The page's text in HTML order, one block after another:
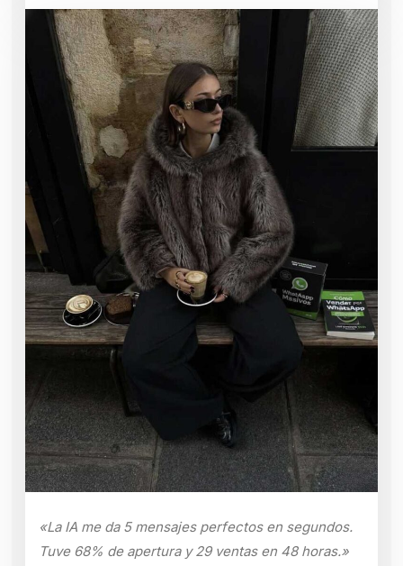
«La IA me da 5 mensajes perfectos en segundos.
Tuve 68% de apertura y 29 ventas en 48 horas.»